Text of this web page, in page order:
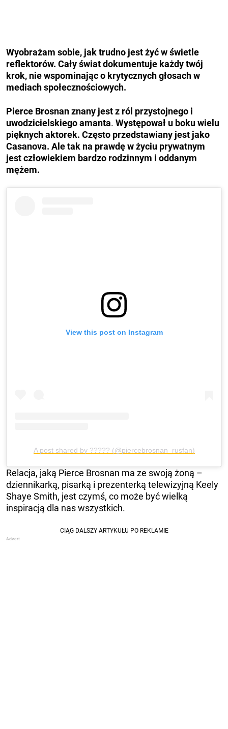
Wyobrażam sobie, jak trudno jest żyć w świetle
reflektorów. Cały świat dokumentuje każdy twój
krok, nie wspominając o krytycznych głosach w
mediach społecznościowych.
Pierce Brosnanznany jest z ról przystojnego i
uwodzicielskiego amanta. Występował u boku wielu
pięknych aktorek. Często przedstawiany jest jako
Casanova. Ale tak na prawdę w życiu prywatnym
jest człowiekiem bardzo rodzinnym i oddanym
mężem.
View this post on Instagram
A post shared by ????? (@piercebrosnan_rusfan)
Relacja, jaką Pierce Brosnan ma ze swoją żoną –
dziennikarką, pisarką i prezenterką telewizyjną Keely
Shaye Smith, jest czymś, co może być wielką
inspiracją dla nas wszystkich.